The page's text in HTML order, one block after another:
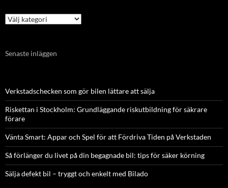
Orter
Senaste inläggen
Verkstadschecken som gör bilen lättare att sälja
Riskettan i Stockholm: Grundläggande riskutbildning för säkrare
förare
Vänta Smart: Appar och Spel för att Fördriva Tiden på Verkstaden
Så förlänger du livet på din begagnade bil: tips för säker körning
Sälja defekt bil – tryggt och enkelt med Bilado